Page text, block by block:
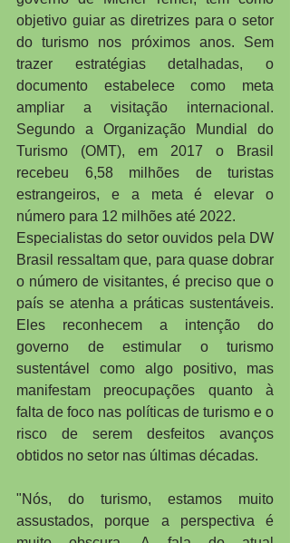
objetivo guiar as diretrizes para o setor
do turismo nos próximos anos. Sem
trazer estratégias detalhadas, o
documento estabelece como meta
ampliar a visitação internacional.
Segundo a Organização Mundial do
Turismo (OMT), em 2017 o Brasil
recebeu 6,58 milhões de turistas
estrangeiros, e a meta é elevar o
número para 12 milhões até 2022.
Especialistas do setor ouvidos pela DW
Brasil ressaltam que, para quase dobrar
o número de visitantes, é preciso que o
país se atenha a práticas sustentáveis.
Eles reconhecem a intenção do
governo de estimular o turismo
sustentável como algo positivo, mas
manifestam preocupações quanto à
falta de foco nas políticas de turismo e o
risco de serem desfeitos avanços
obtidos no setor nas últimas décadas.
"Nós, do turismo, estamos muito
assustados, porque a perspectiva é